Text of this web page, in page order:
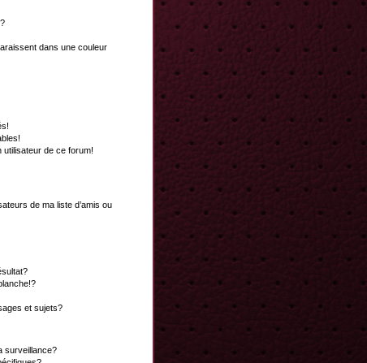
dans une couleur
utilisateur de ce forum!
de ma liste d’amis ou
et sujets?
surveillance?